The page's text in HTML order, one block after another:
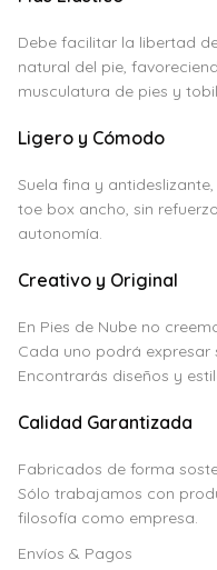
Debe facilitar la libertad
natural del pie,
musculatura de pies y
Ligero y Cómodo
Suela fina y
toe box ancho, sin
autonomía.
Creativo y Original
En Pies de Nube no
Cada uno podrá expresar
Encontrarás diseños y
Calidad Garantizada
Fabricados de forma
Sólo trabajamos con
filosofía como empresa.
Envíos & Pagos